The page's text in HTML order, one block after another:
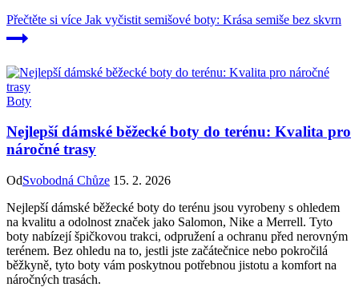
Přečtěte si více Jak vyčistit semišové boty: Krása semiše bez skvrn
Boty
Nejlepší dámské běžecké boty do terénu: Kvalita pro
náročné trasy
OdSvobodná Chůze 15. 2. 2026
Nejlepší dámské běžecké boty do terénu jsou vyrobeny s ohledem
na kvalitu a odolnost značek jako Salomon, Nike a Merrell. Tyto
boty nabízejí špičkovou trakci, odpružení a ochranu před nerovným
terénem. Bez ohledu na to, jestli jste začátečnice nebo pokročilá
běžkyně, tyto boty vám poskytnou potřebnou jistotu a komfort na
náročných trasách.